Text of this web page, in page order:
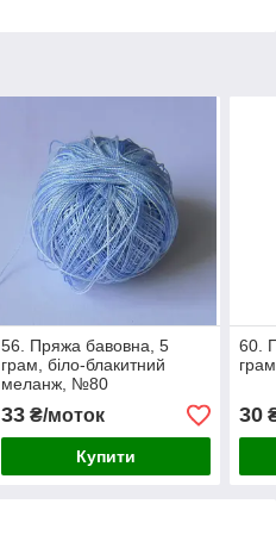
56. Пряжа бавовна, 5
грам, біло-блакитний
меланж, №80
33₴/моток
Купити
60.
30